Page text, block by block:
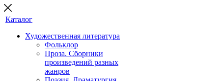
Каталог
Художественная литература
Фольклор
Проза. Сборники
произведений разных
жанров